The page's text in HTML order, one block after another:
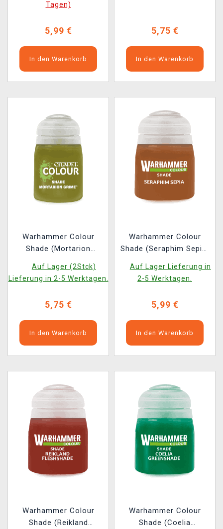
Tagen)
5,99 €
In den Warenkorb
5,75 €
In den Warenkorb
Warhammer Colour
Shade (Mortarion
Auf Lager (2Stck)
Lieferung in 2-5 Werktagen.
5,75 €
In den Warenkorb
Warhammer Colour
Shade (Seraphim Sepia)
Auf Lager Lieferung in
2-5 Werktagen.
5,99 €
In den Warenkorb
Warhammer Colour
Shade (Reikland
Warhammer Colour
Shade (Coelia